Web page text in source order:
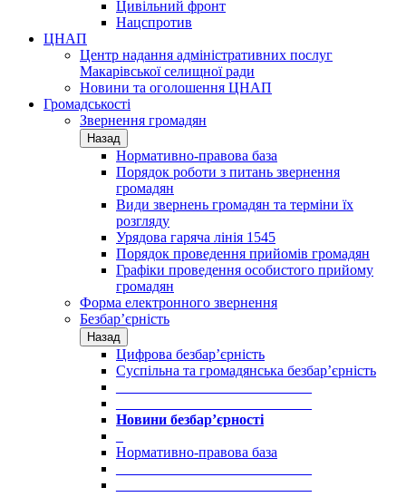
Цивільний фронт
Нацспротив
ЦНАП
Центр надання адміністративних послуг
Макарівської селищної ради
Новини та оголошення ЦНАП
Громадськості
Звернення громадян
Назад
Нормативно-правова база
Порядок роботи з питань звернення
громадян
Види звернень громадян та терміни їх
розгляду
Урядова гаряча лінія 1545
Порядок проведення прийомів громадян
Графіки проведення особистого прийому
громадян
Форма електронного звернення
Безбар’єрність
Назад
Цифрова безбар’єрність
Суспільна та громадянська безбар’єрність
Новини безбар’єрності
Нормативно-правова база